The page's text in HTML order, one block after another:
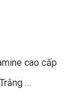
cao cấp
…